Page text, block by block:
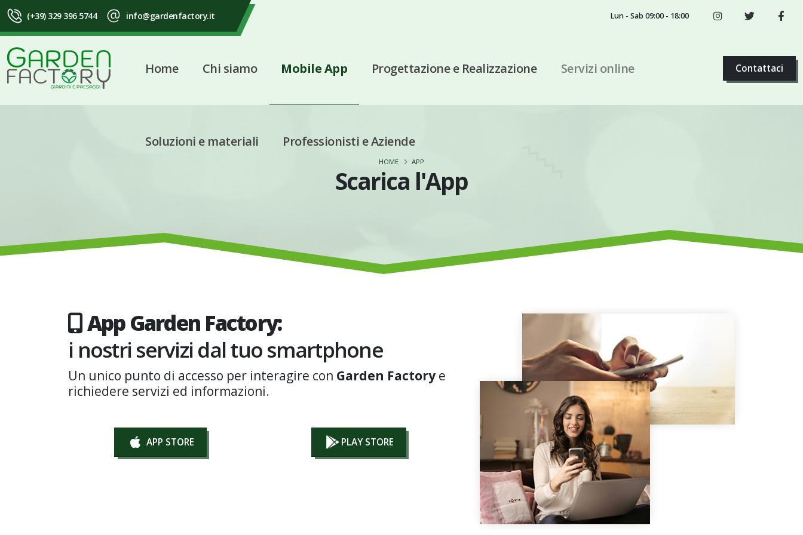
(+39) 329 396 5744 info@gardenfactory.it Lun - Sab 09:00 - 18:00
Home Chi siamo Mobile App Progettazione e Realizzazione Servizi online
Soluzioni e materiali Professionisti e Aziende
Contattaci
Scarica l'App
HOME APP
App Garden Factory:
i nostri servizi dal tuo smartphone
Un unico punto di accesso per interagire con Garden Factory e
richiedere servizi ed informazioni.
APP STORE PLAY STORE